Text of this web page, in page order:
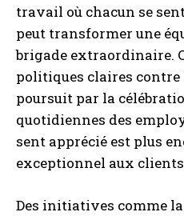
travail où chacun se
peut transformer une
brigade extraordinaire.
politiques claires
poursuit par la
quotidiennes des
sent apprécié est plus
exceptionnel aux
Des initiatives comme